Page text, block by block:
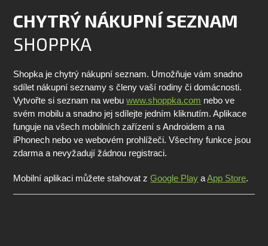
CHYTRÝ NÁKUPNÍ SEZNAM
SHOPPKA
Shopka je chytrý nákupní seznam. Umožňuje vám snadno
sdílet nákupní seznamy s členy vaší rodiny či domácnosti.
Vytvořte si seznam na webuwww.shoppka.com nebo ve
svém mobilu a snadno jej sdílejte jedním kliknutím. Aplikace
funguje na všech mobilních zařízení s Androidem a na
iPhonech nebo ve webovém prohlížeči. Všechny funkce jsou
zdarma a nevyžadují žádnou registraci.
Mobilní aplikaci můžete stahovat zGoogle Play aApp Store.